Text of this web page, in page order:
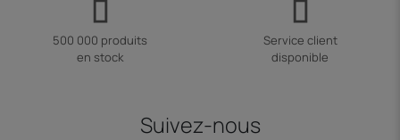
500 000 produits
en stock
Service client
disponible
Suivez-nous